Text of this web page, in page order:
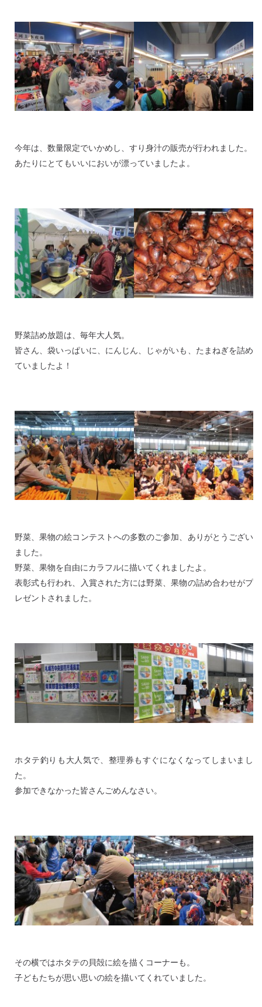
今年は、数量限定でいかめし、すり身汁の販売が行われました。
あたりにとてもいいにおいが漂っていましたよ。
野菜詰め放題は、毎年大人気。
皆さん、袋いっぱいに、にんじん、じゃがいも、たまねぎを詰め
ていましたよ！
野菜、果物の絵コンテストへの多数のご参加、ありがとうござい
ました。
野菜、果物を自由にカラフルに描いてくれましたよ。
表彰式も行われ、入賞された方には野菜、果物の詰め合わせがプ
レゼントされました。
ホタテ釣りも大人気で、整理券もすぐになくなってしまいまし
た。
参加できなかった皆さんごめんなさい。
その横ではホタテの貝殻に絵を描くコーナーも。
子どもたちが思い思いの絵を描いてくれていました。